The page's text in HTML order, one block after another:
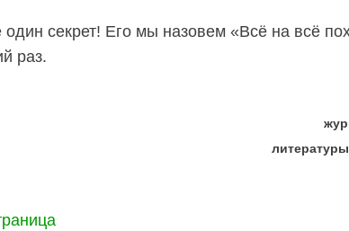
секрет! Его мы назовем «Всё на всё
раз.